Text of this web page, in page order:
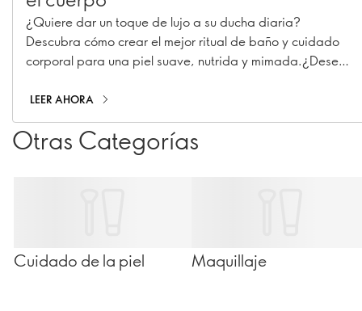
¿Quiere dar un toque de lujo a su ducha diaria?
Descubra cómo crear el mejor ritual de baño y cuidado
corporal para una piel suave, nutrida y mimada.¿Desea
Descubra cómo crear el mejor ritual de baño y cuidado
corporal para una piel suave, nutrida y mimada.
LEER AHORA
Otras Categorías
Cuidado de la piel Maquillaje